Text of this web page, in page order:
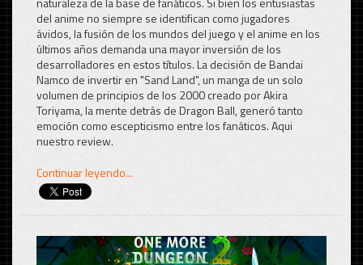
del anime no siempre se identifican como jugadores
ávidos, la fusión de los mundos del juego y el anime en los
últimos años demanda una mayor inversión de los
desarrolladores en estos títulos. La decisión de Bandai
Namco de invertir en "Sand Land", un manga de un solo
volumen de principios de los 2000 creado por Akira
Toriyama, la mente detrás de Dragon Ball, generó tanto
emoción como escepticismo entre los fanáticos. Aqui
nuestro review.
Continuar leyendo...